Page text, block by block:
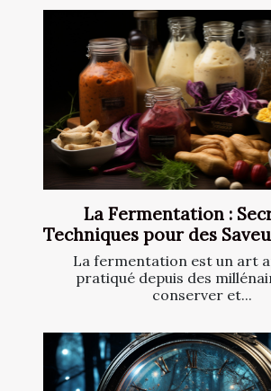
La Fermentation :
Techniques pour des
La fermentation est un art
pratiqué depuis des
conserver et...